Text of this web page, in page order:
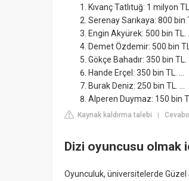
Kıvanç Tatlıtuğ: 1 milyon
Serenay Sarıkaya: 800 bin
Engin Akyürek: 500 bin TL. ...
Demet Özdemir: 500 bin TL.
Gökçe Bahadır: 350 bin TL. ...
Hande Erçel: 350 bin TL. ...
Burak Deniz: 250 bin TL. ...
Alperen Duymaz: 150 bin
Kaynak kaldırma talebi |
Dizi oyuncusu olmak
Oyunculuk, üniversitelerde Güzel